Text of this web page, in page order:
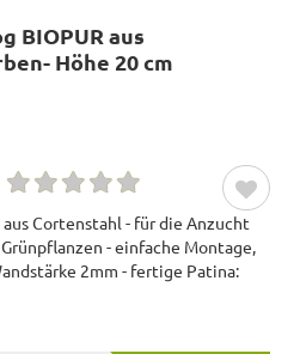
BIOPUR aus
Höhe 20 cm
Cortenstahl - für die Anzucht
- einfache Montage,
2mm - fertige Patina: